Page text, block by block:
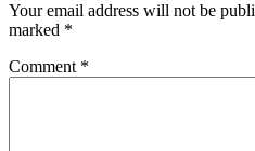
Your email address will not be
marked *
Comment *